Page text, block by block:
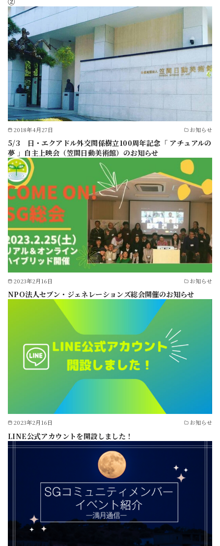
2018年4月27日 お知らせ
5/3 日・エクアドル外交関係樹立100周年記念「 アチュアルの
夢 」自主上映会（笠間日動美術館）のお知らせ
2023年2月16日 お知らせ
NPO法人セブン・ジェネレーションズ総会開催のお知らせ
2023年2月16日 お知らせ
LINE公式アカウントを開設しました！